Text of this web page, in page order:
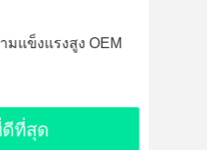
มแข็งแรงสูง OEM
ดีที่สุด